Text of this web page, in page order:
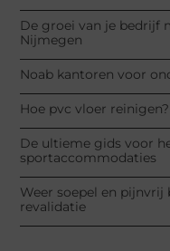
De groei van je bedrijf
Nijmegen
Noab kantoren voor
Hoe pvc vloer
De ultieme gids voor
sportaccommodaties
Weer soepel en pijnvrij
revalidatie